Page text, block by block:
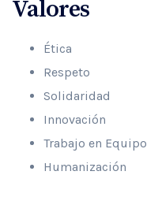
Valores
Ética
Respeto
Solidaridad
Innovación
Trabajo en Equipo
Humanización